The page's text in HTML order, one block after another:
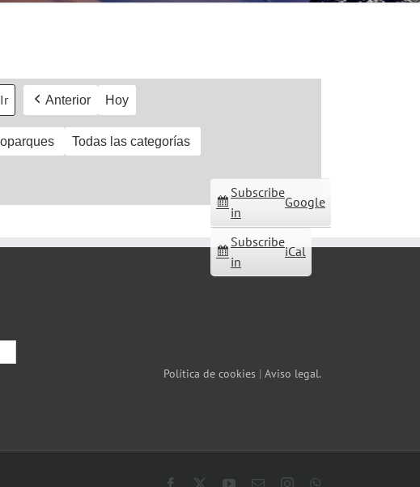
Anterior Hoy
Todas las categorías
Subscribe
in
Google
Subscribe
in
iCal
Política de cookies | Aviso legal.
Facebook YouTube
CorreoInstagram